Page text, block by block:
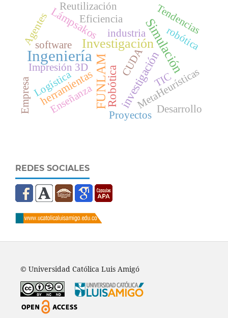
Ingeniería
InvestigaciónSimulación
FUNLAMRobóticainvestigación
herramientas
Lámpsakos
Impresión 3D MetaHeurísticas
Agentes
Desarrollo
robótica
CUDA
industria
Enseñanza
Tendencias
Reutilización
TIC
EmpresaLogística
Proyectos
Eficiencia
software
REDES SOCIALES
© Universidad Católica Luis Amigó